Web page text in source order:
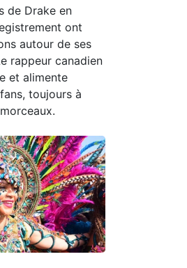
de Drake en
ont
autour de ses
rappeur canadien
et alimente
toujours à